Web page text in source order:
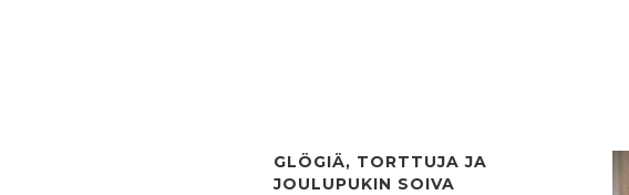
GLÖGIÄ, TORTTUJA JA
JOULUPUKIN SOIVA